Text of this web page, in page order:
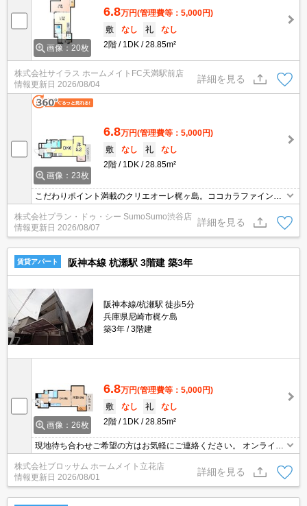
画像：20枚
6.8万円(管理費等：5,000円)
敷
なし 礼
なし
2階
1DK 28.85m²
株式会社サイラス ホームメイトFC天満駅前店
情報更新日 2026/08/04
詳細を見る
画像：23枚
6.8万円(管理費等：5,000円)
敷
なし 礼
なし
2階
1DK 28.85m²
こだわりポイント満載のクリエオーレ梶ヶ島。ココカラファイン杭
ューズボックス・クロゼットなど豊富なので、衣類や履き物の整理
がしやすく便利です。ネット回線が導入された物件です。駐輪場付
きの物件です。
株式会社プラン・ドゥ・シー SumoSumo渋谷店
情報更新日 2026/08/07
詳細を見る
賃貸アパート 阪神本線 杭瀬駅 3階建 築3年
阪神本線/杭瀬駅 徒歩5分
兵庫県尼崎市梶ケ島
築3年
3階建
画像：26枚
6.8万円(管理費等：5,000円)
敷
なし 礼
なし
2階
1DK 28.85m²
現地待ち合わせご希望の方はお気軽にご連絡ください。 オンライン
料です。
株式会社ブロッサム ホームメイト立花店
情報更新日 2026/08/01
詳細を見る